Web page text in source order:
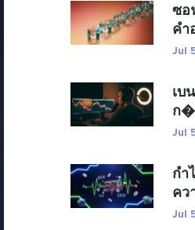
ซอ
คำ
Jul
เบ
ก
Jul
กำ
คว
Jul